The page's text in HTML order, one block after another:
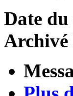
Date du
Archivé